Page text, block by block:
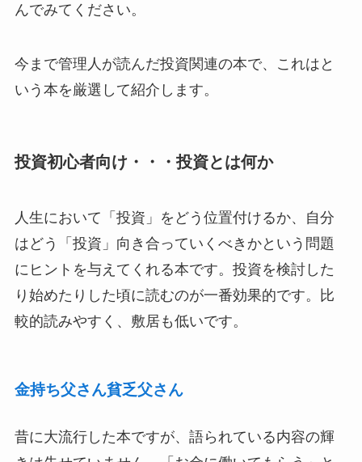
んでみてください。
今まで管理人が読んだ投資関連の本で、これはと
いう本を厳選して紹介します。
投資初心者向け・・・投資とは何か
人生において「投資」をどう位置付けるか、自分
はどう「投資」向き合っていくべきかという問題
にヒントを与えてくれる本です。投資を検討した
り始めたりした頃に読むのが一番効果的です。比
較的読みやすく、敷居も低いです。
金持ち父さん貧乏父さん
昔に大流行した本ですが、語られている内容の輝